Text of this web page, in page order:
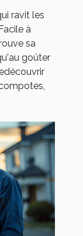
ravit les
à
sa
goûter